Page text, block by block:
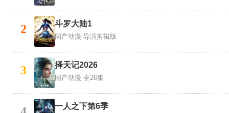
2 斗罗大陆1
国产动漫 导演剪辑版
3 择天记2026
国产动漫 全26集
一人之下第6季